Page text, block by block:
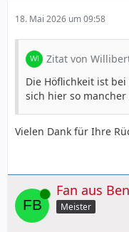
18. Mai 2026 um 09:58
Zitat von
Die Höflichkeit ist
sich hier so
Vielen Dank für Ihre
Online Fan aus
Meister